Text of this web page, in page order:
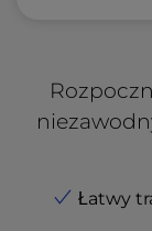
Łatwy